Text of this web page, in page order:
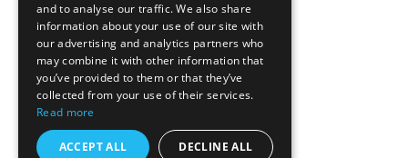
Häufig gestellte Fragen
Versand & Lieferung
Rückgabe
Zahlungsarten
Allgemeine
Geschäftsbedingungen
Datenschutzrichtlinien
and to analyse our traffic. We also share
information about your use of our site with
our advertising and analytics partners who
may combine it with other information that
you’ve provided to them or that they’ve
collected from your use of their services.
Read more
ACCEPT ALL DECLINE ALL